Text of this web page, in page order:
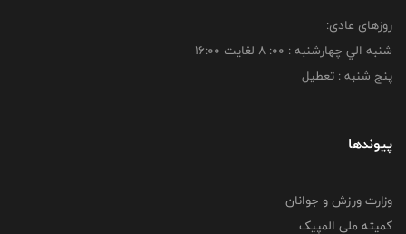
روزهای عادی:
شنبه الي چهارشنبه : 00: 8 لغايت 16:00
پنج شنبه : تعطیل
پیوندها
وزارت ورزش و جوانان
کمیته ملی المپیک